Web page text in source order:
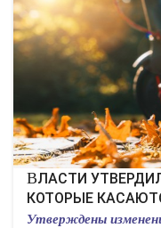
ВЛАСТИ УТВЕРДИЛИ ИЗМЕНЕНИЯ В ПДД,
КОТОРЫЕ
Утверждены